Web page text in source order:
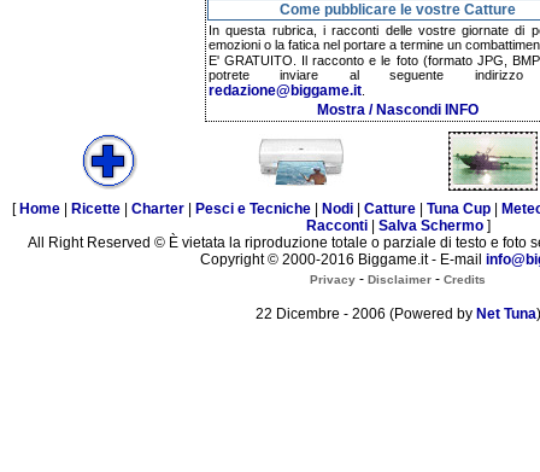
Come pubblicare le vostre Catture
In questa rubrica, i racconti delle vostre giornate di
emozioni o la fatica nel portare a termine un
E' GRATUITO. Il racconto e le foto (formato JPG,
potrete inviare al seguente indirizzo
redazione@biggame.it
Mostra / Nascondi INFO
[ Home Ricette Charter Pesci e Tecniche Nodi Catture Tuna Cup
Racconti| Salva Schermo]
All Right Reserved © È vietata la riproduzione totale o parziale di testo e foto
Copyright © 2000-2016 Biggame.it - E-mail
Privacy - Disclaimer - Credits
22 Dicembre - 2006 (Powered by Net Tuna)